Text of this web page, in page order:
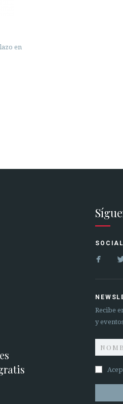
en

Recibe
y